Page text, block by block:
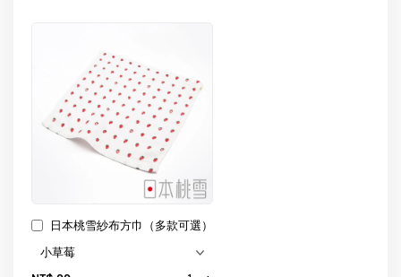
日本桃雪紗布方巾（多款可選）